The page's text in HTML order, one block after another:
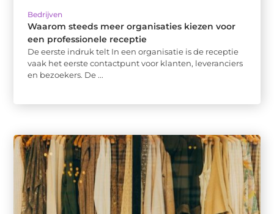
Bedrijven
Waarom steeds meer organisaties kiezen voor
een professionele receptie
De eerste indruk telt In een organisatie is de receptie
vaak het eerste contactpunt voor klanten, leveranciers
en bezoekers. De ...